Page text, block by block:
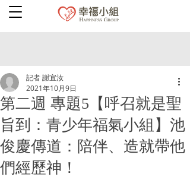
第二週 專題5【呼召就是聖
旨到：青少年福氣小組】池
俊慶傳道：陪伴、造就帶他
們經歷神！
記者 謝宜汝
2021年10月9日